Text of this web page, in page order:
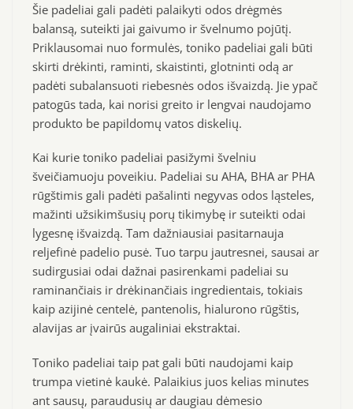
Šie padeliai gali padėti palaikyti odos drėgmės
balansą, suteikti jai gaivumo ir švelnumo pojūtį.
Priklausomai nuo formulės, toniko padeliai gali būti
skirti drėkinti, raminti, skaistinti, glotninti odą ar
padėti subalansuoti riebesnės odos išvaizdą. Jie ypač
patogūs tada, kai norisi greito ir lengvai naudojamo
produkto be papildomų vatos diskelių.
Kai kurie toniko padeliai pasižymi švelniu
šveičiamuoju poveikiu. Padeliai su AHA, BHA ar PHA
rūgštimis gali padėti pašalinti negyvas odos ląsteles,
mažinti užsikimšusių porų tikimybę ir suteikti odai
lygesnę išvaizdą. Tam dažniausiai pasitarnauja
reljefinė padelio pusė. Tuo tarpu jautresnei, sausai ar
sudirgusiai odai dažnai pasirenkami padeliai su
raminančiais ir drėkinančiais ingredientais, tokiais
kaip azijinė centelė, pantenolis, hialurono rūgštis,
alavijas ar įvairūs augaliniai ekstraktai.
Toniko padeliai taip pat gali būti naudojami kaip
trumpa vietinė kaukė. Palaikius juos kelias minutes
ant sausų, paraudusių ar daugiau dėmesio